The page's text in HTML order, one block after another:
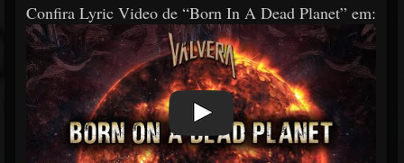
Confira Lyric Video de “Born In A Dead Planet” em: